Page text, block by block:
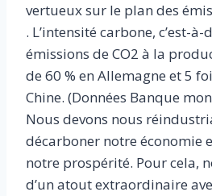
vertueux sur le plan des
. L’intensité carbone, c’est-
émissions de CO2 à la
de 60 % en Allemagne et 5
Chine. (Données Banque
Nous devons nous
décarboner notre économie
notre prospérité. Pour cela,
d’un atout extraordinaire